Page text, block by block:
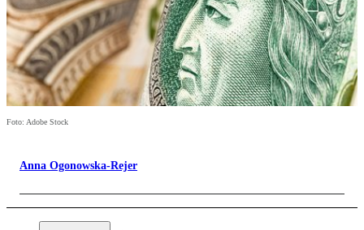
Foto: Adobe Stock
Anna Ogonowska-Rejer